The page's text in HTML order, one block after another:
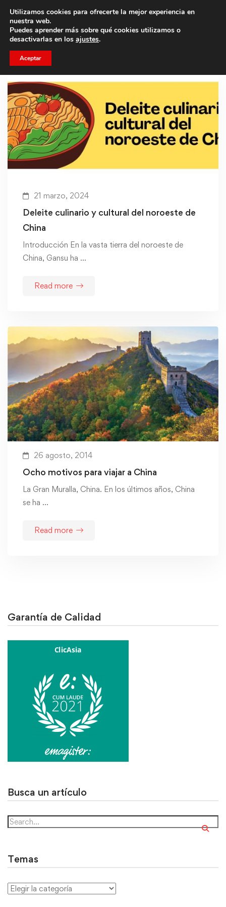
Trae a un amigo y llevaos un total de 75€ de descuento.
21 marzo, 2024
Deleite culinario y cultural del noroeste de
China
Introducción En la vasta tierra del noroeste de
China, Gansu ha …
Read more
26 agosto, 2014
Ocho motivos para viajar a China
La Gran Muralla, China. En los últimos años, China
se ha …
Read more
Garantía de Calidad
Busca un artículo
Temas
Utilizamos cookies para ofrecerte la mejor experiencia en
nuestra web.
Puedes aprender más sobre qué cookies utilizamos o
desactivarlas en los ajustes.
Aceptar